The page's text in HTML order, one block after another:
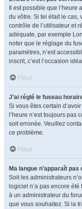
Il est possible que
du vôtre. Si tel était le
contrôle de l’utilisateur et
adéquate, par exemple
noter que le réglage du
paramètres, n’est
inscrit, c’est l’occasion
Haut
J’ai réglé le fuseau
Si vous êtes certain
l’heure n’est toujours pas
soit erronée. Veuillez
ce problème.
Haut
Ma langue n’apparaît pas
Soit les administrateurs
logiciel n’a pas encore
à un administrateur du
que vous souhaitez. Si la